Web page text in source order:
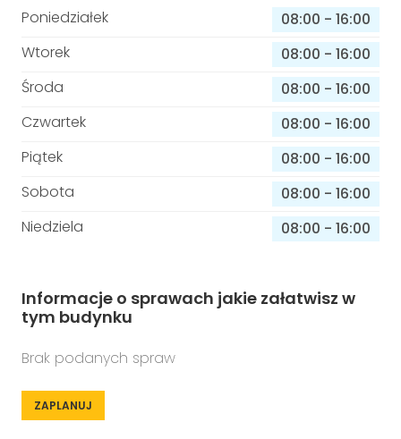
Poniedziałek 08:00 - 16:00
Wtorek
08:00 - 16:00
Środa
08:00 - 16:00
Czwartek
08:00 - 16:00
Piątek
08:00 - 16:00
Sobota
08:00 - 16:00
Niedziela
08:00 - 16:00
Informacje o sprawach jakie załatwisz w
tym budynku
Brak podanych spraw
ZAPLANUJ